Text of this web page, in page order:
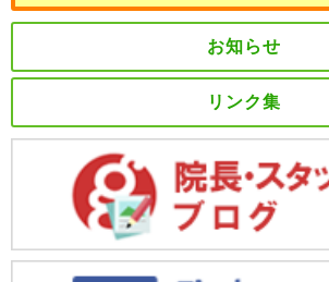
お知らせ
リンク集